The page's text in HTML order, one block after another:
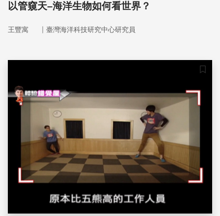
以管窺天–海洋生物如何看世界？
王豐寓 ｜ 臺灣海洋科技研究中心研究員
儲存